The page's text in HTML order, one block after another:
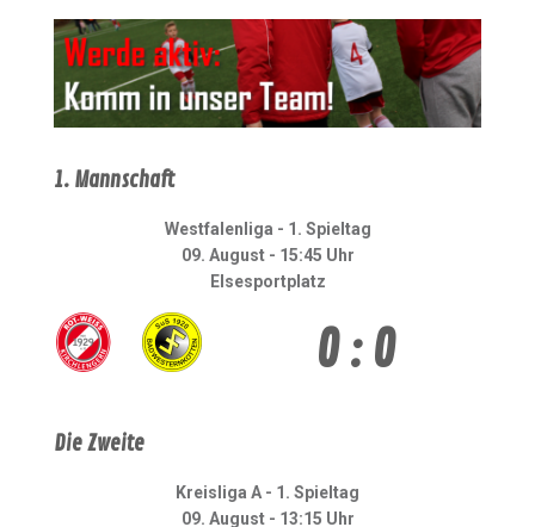
1. Mannschaft
Westfalenliga - 1. Spieltag
09. August - 15:45 Uhr
Elsesportplatz
0 : 0
Die Zweite
Kreisliga A - 1. Spieltag
09. August - 13:15 Uhr